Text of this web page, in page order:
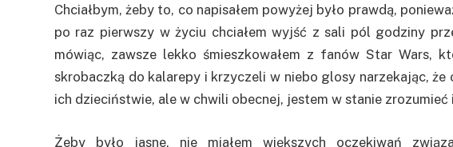
Chciałbym, żeby to, co napisałem powyżej było prawdą,
po raz pierwszy w życiu chciałem wyjść z sali pól godziny
mówiąc, zawsze lekko śmieszkowałem z fanów Star Wars,
skrobaczką do kalarepy i krzyczeli w niebo glosy narzekając,
ich dzieciństwie, ale w chwili obecnej, jestem w stanie zrozumieć
Żeby było jasne, nie miałem większych oczekiwań